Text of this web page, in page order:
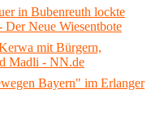
in Bubenreuth lockte
Der Neue Wiesentbote
mit Bürgern,
Madli - NN.de
Bayern" im Erlanger